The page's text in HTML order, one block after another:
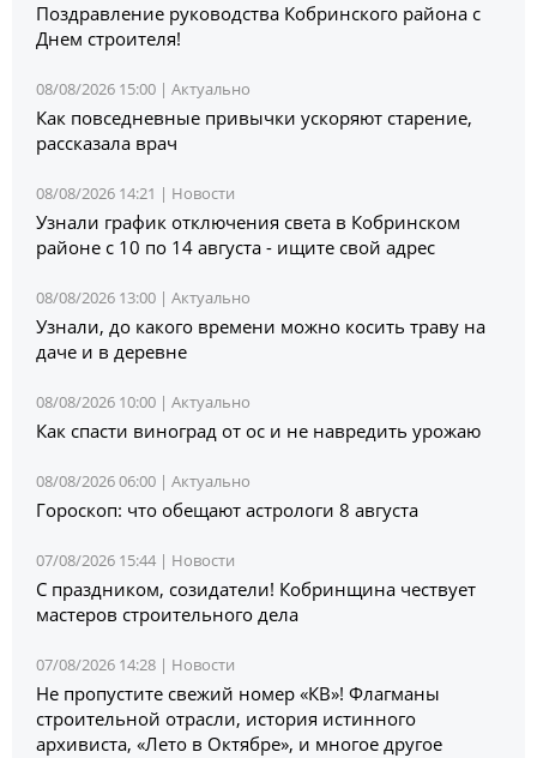
Поздравление руководства Кобринского района с
Днем строителя!
08/08/2026 15:00 | Актуально
Как повседневные привычки ускоряют старение,
рассказала врач
08/08/2026 14:21 | Новости
Узнали график отключения света в Кобринском
районе с 10 по 14 августа - ищите свой адрес
08/08/2026 13:00 | Актуально
Узнали, до какого времени можно косить траву на
даче и в деревне
08/08/2026 10:00 | Актуально
Как спасти виноград от ос и не навредить урожаю
08/08/2026 06:00 | Актуально
Гороскоп: что обещают астрологи 8 августа
07/08/2026 15:44 | Новости
С праздником, созидатели! Кобринщина чествует
мастеров строительного дела
07/08/2026 14:28 | Новости
Не пропустите свежий номер «КВ»! Флагманы
строительной отрасли, история истинного
архивиста, «Лето в Октябре», и многое другое